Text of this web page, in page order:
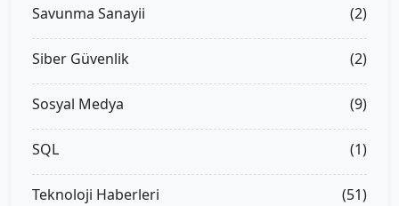
Savunma Sanayii (2)
Siber Güvenlik (2)
Sosyal Medya (9)
SQL (1)
Teknoloji Haberleri (51)